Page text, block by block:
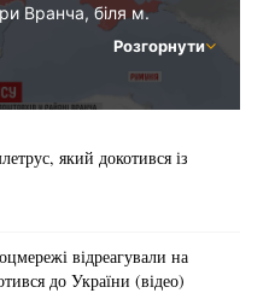
Вранча, біля м.
докотилося і до
підземних поштовхів
інших міст.
Розгорнути
який докотився із
відреагували на
до України (відео)